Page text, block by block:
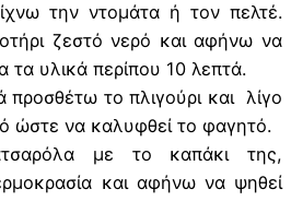
την ντομάτα ή τον πελτέ.
ζεστό νερό και αφήνω να
τα υλικά περίπου 10 λεπτά.
το πλιγούρι και λίγο
ώστε να καλυφθεί το φαγητό.
με το καπάκι της,
και αφήνω να ψηθεί